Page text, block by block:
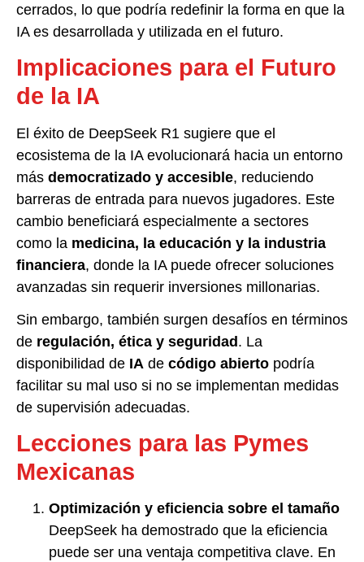
cerrados, lo que podría redefinir la forma en que la
IA es desarrollada y utilizada en el futuro.
Implicaciones para el Futuro
de la IA
El éxito de DeepSeek R1 sugiere que el
ecosistema de la IA evolucionará hacia un entorno
más democratizado y accesible, reduciendo
barreras de entrada para nuevos jugadores. Este
cambio beneficiará especialmente a sectores
como la medicina, la educación y la industria
financiera, donde la IA puede ofrecer soluciones
avanzadas sin requerir inversiones millonarias.
Sin embargo, también surgen desafíos en términos
de regulación, ética y seguridad. La
disponibilidad de IA de código abierto podría
facilitar su mal uso si no se implementan medidas
de supervisión adecuadas.
Lecciones para las Pymes
Mexicanas
Optimización y eficiencia sobre el tamaño
DeepSeek ha demostrado que la eficiencia
puede ser una ventaja competitiva clave. En